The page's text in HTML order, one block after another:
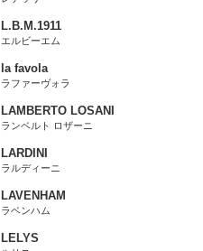
L.B.M.1911
エルビーエム
la favola
ラファーヴォラ
LAMBERTO LOSANI
ランベルト ロザーニ
LARDINI
ラルディーニ
LAVENHAM
ラベンハム
LELYS